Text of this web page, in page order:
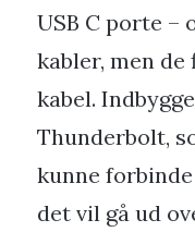
USB C porte –
kabler, men
kabel.
Thunderbolt,
kunne
det vil gå ud